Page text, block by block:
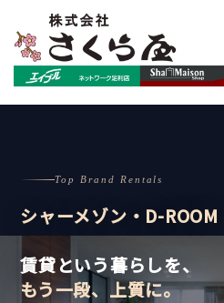
Top Brand Rentals
シャーメゾン・D-ROOM
賃貸という暮らしを、
もう一段、上質に。